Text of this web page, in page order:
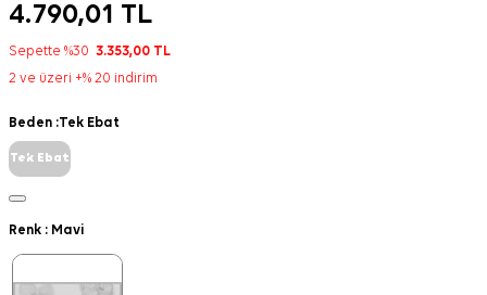
4.790,01 TL
Sepette %30 3.353,00 TL
2 ve üzeri +% 20 indirim
Beden :Tek Ebat
Tek Ebat
Renk : Mavi